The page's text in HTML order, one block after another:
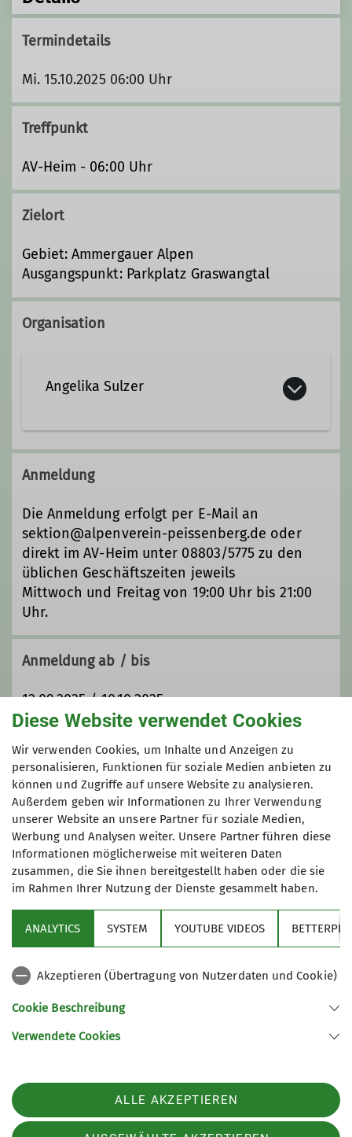
Termindetails
Mi. 15.10.2025 06:00 Uhr
Treffpunkt
AV-Heim - 06:00 Uhr
Zielort
Gebiet: Ammergauer Alpen
Ausgangspunkt: Parkplatz Graswangtal
Organisation
Angelika Sulzer
Kontakt aufnehmen
Qualifikationen
Trainer*in C Bergsteigen
Zusatzqualifikation
Anmeldung
Die Anmeldung erfolgt per E-Mail an
sektion@alpenverein-peissenberg.de oder
direkt im AV-Heim unter 08803/5775 zu den
üblichen Geschäftszeiten jeweils
Mittwoch und Freitag von 19:00 Uhr bis 21:00
Uhr.
Anmeldung ab / bis
12.09.2025 / 10.10.2025
Maximale Teilnehmeranzahl
8
Aktuelles
DAV
82380 Peißenberg
Telefon +4988035775
Diese Website verwendet Cookies
Wir verwenden Cookies, um Inhalte und Anzeigen zu
personalisieren, Funktionen für soziale Medien anbieten zu
können und Zugriffe auf unsere Website zu analysieren.
Außerdem geben wir Informationen zu Ihrer Verwendung
unserer Website an unsere Partner für soziale Medien,
Werbung und Analysen weiter. Unsere Partner führen diese
Informationen möglicherweise mit weiteren Daten
zusammen, die Sie ihnen bereitgestellt haben oder die sie
im Rahmen Ihrer Nutzung der Dienste gesammelt haben.
ANALYTICS SYSTEM YOUTUBE VIDEOS
Akzeptieren (Übertragung von Nutzerdaten und Cookie)
Cookie Beschreibung
Verwendete Cookies
ALLE AKZEPTIEREN